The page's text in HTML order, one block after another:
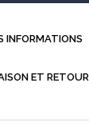
INFORMATIONS
ET RETOUR